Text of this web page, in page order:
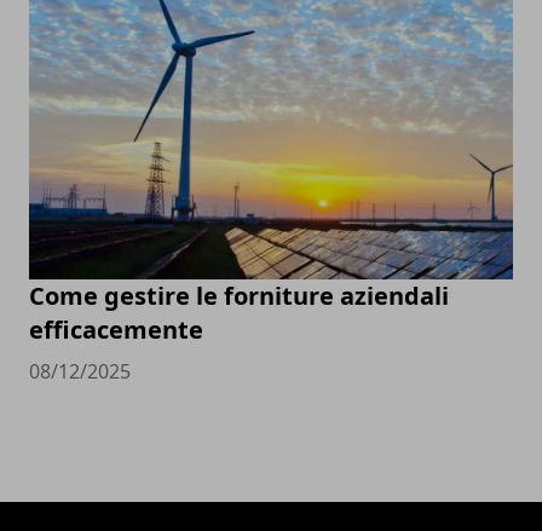
Come gestire le forniture aziendali
efficacemente
08/12/2025